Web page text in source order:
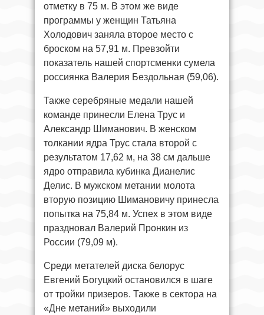
отметку в 75 м. В этом же виде
программы у женщин Татьяна
Холодович заняла второе место с
броском на 57,91 м. Превзойти
показатель нашей спортсменки сумела
россиянка Валерия Бездольная (59,06).
Также серебряные медали нашей
команде принесли Елена Трус и
Александр Шиманович. В женском
толкании ядра Трус стала второй с
результатом 17,62 м, на 38 см дальше
ядро отправила кубинка Дианелис
Делис. В мужском метании молота
вторую позицию Шимановичу принесла
попытка на 75,84 м. Успех в этом виде
праздновал Валерий Пронкин из
России (79,09 м).
Среди метателей диска белорус
Евгений Богуцкий остановился в шаге
от тройки призеров. Также в сектора на
«Дне метаний» выходили